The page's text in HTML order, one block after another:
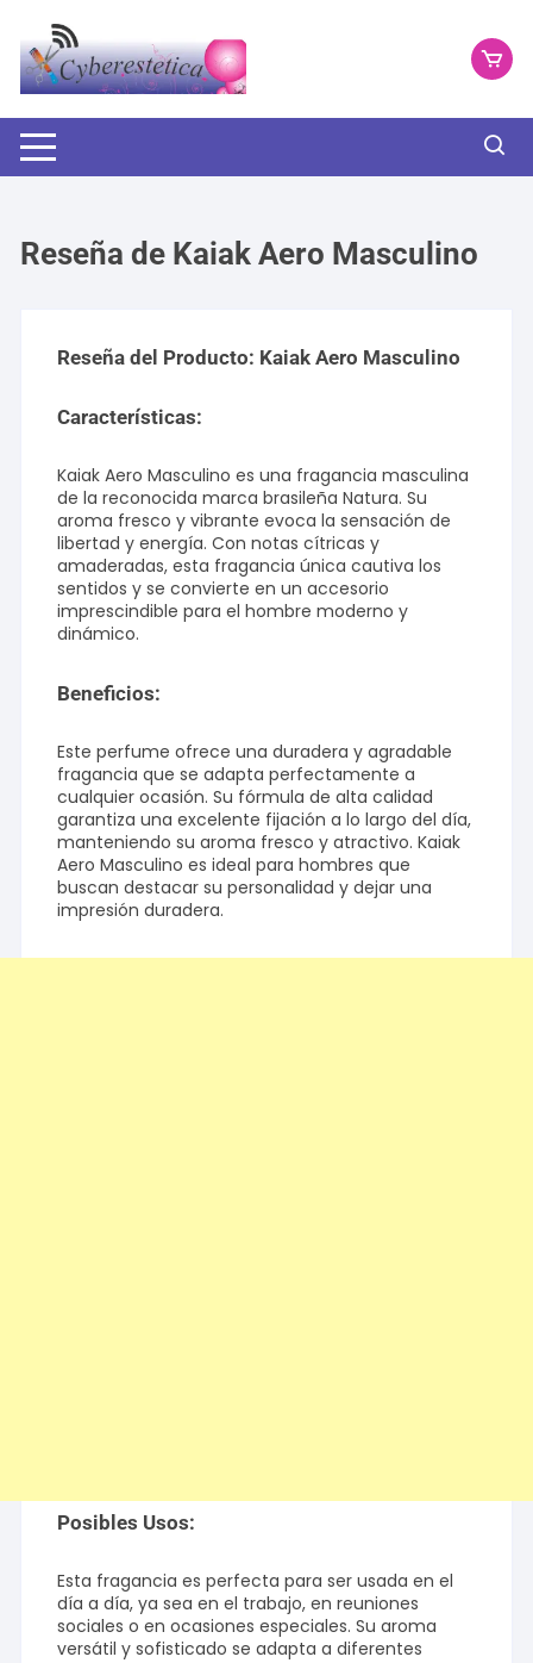
contenido
Reseña de Kaiak Aero Masculino
Reseña del Producto: Kaiak Aero Masculino
Características:
Kaiak Aero Masculino es una fragancia masculina
de la reconocida marca brasileña Natura. Su
aroma fresco y vibrante evoca la sensación de
libertad y energía. Con notas cítricas y
amaderadas, esta fragancia única cautiva los
sentidos y se convierte en un accesorio
imprescindible para el hombre moderno y
dinámico.
Beneficios:
Este perfume ofrece una duradera y agradable
fragancia que se adapta perfectamente a
cualquier ocasión. Su fórmula de alta calidad
garantiza una excelente fijación a lo largo del día,
manteniendo su aroma fresco y atractivo. Kaiak
Aero Masculino es ideal para hombres que
buscan destacar su personalidad y dejar una
impresión duradera.
Posibles Usos:
Esta fragancia es perfecta para ser usada en el
día a día, ya sea en el trabajo, en reuniones
sociales o en ocasiones especiales. Su aroma
versátil y sofisticado se adapta a diferentes